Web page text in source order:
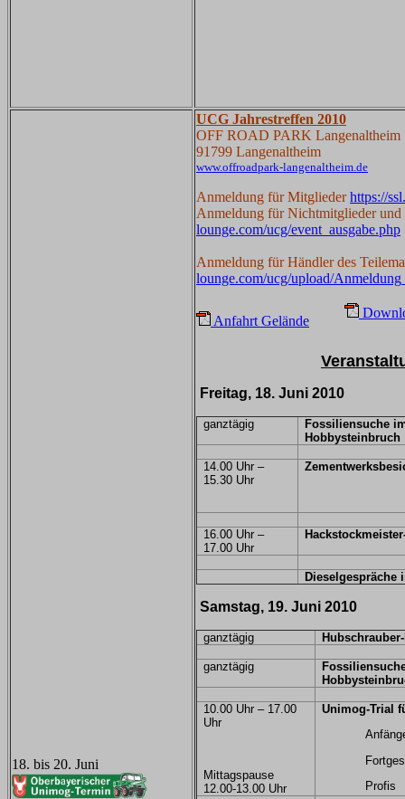
18. bis 20. Juni
UCG Jahrestreffen 2010
OFF ROAD PARK Langenaltheim
91799 Langenaltheim
www.offroadpark-langenaltheim.de
Anmeldung für Mitglieder https://
Anmeldung für Nichtmitglieder
lounge.com/ucg/event_ausgabe.php
Anmeldung für Händler des
lounge.com/ucg/upload/
Anfahrt Gelände
Freitag, 18. Juni 2010
ganztägig
Fossiliensuche
Hobbysteinbruch
14.00 Uhr –
15.30 Uhr
16.00 Uhr –
17.00 Uhr
Dieselgespräche
Samstag, 19. Juni 2010
ganztägig
ganztägig
10.00 Uhr – 17.00
Uhr
Mittagspause
12.00-13.00 Uhr
Unimog-Trial
Profis